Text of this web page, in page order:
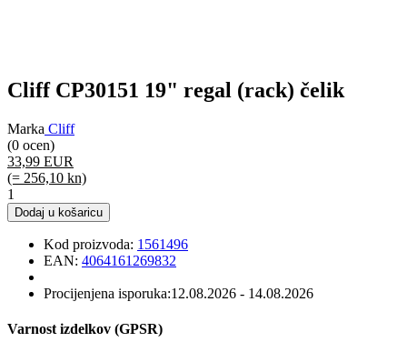
Cliff CP30151 19" regal (rack) čelik
Marka Cliff
(0 ocen)
33,99 EUR
(= 256,10 kn)
1
Dodaj u košaricu
Kod proizvoda: 1561496
EAN: 4064161269832
Procijenjena isporuka:12.08.2026 - 14.08.2026
Varnost izdelkov (GPSR)